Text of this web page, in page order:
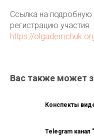
Ссылка на
регистрацию участия:
https://
Вас также может
Конспекты
Telegram